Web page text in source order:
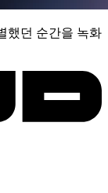
했던 순간을 녹화